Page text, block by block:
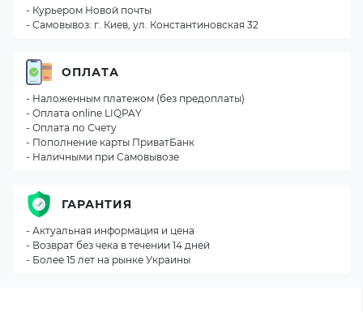
- Курьером Новой почты
- Самовывоз: г. Киев, ул. Константиновская 32
ОПЛАТА
- Наложенным платежом (без предоплаты)
- Оплата online LIQPAY
- Оплата по Счету
- Пополнение карты ПриватБанк
- Наличными при Самовывозе
ГАРАНТИЯ
- Актуальная информация и цена
- Возврат без чека в течении 14 дней
- Более 15 лет на рынке Украины